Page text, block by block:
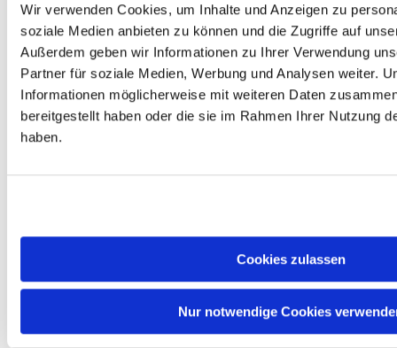
Wir verwenden Cookies, um Inhalte und Anzeigen zu
soziale Medien anbieten zu können und die Zugriffe auf
Außerdem geben wir Informationen zu Ihrer Verwendung
Partner für soziale Medien, Werbung und Analysen weiter.
Informationen möglicherweise mit weiteren Daten
bereitgestellt haben oder die sie im Rahmen Ihrer Nutzung
haben.
Cookies zulassen
Nur notwendige Cookies
Vermeer
Fertigung : TSMC 7 nm
Kerne / Threads : 8 / 16
Basistakt : 3,80 GHz
Max. Boost-Takt : 4,70 GHz
L2-Cache : 4 MB
L3-Cache : 32 MB
TDP : 105 W
Sockel : AM4
ein Achtkern-Prozessor der Zen
3-Generation für den Sockel